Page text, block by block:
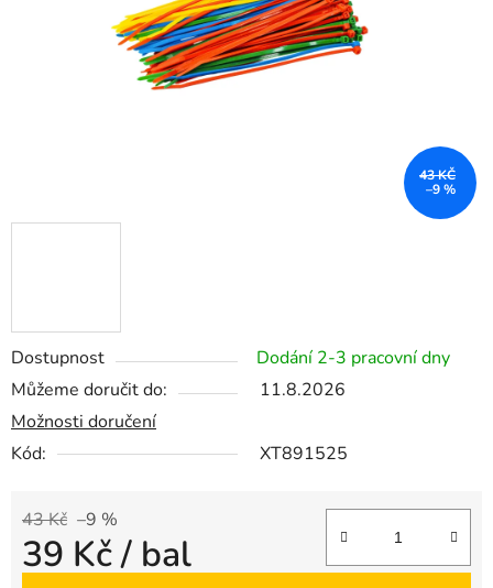
Dostupnost
Dodání 2-3 pracovní dny
Můžeme doručit do:
11.8.2026
Možnosti doručení
Kód:
XT891525
43 Kč –9 %
39 Kč/ bal
43 KČ
–9 %